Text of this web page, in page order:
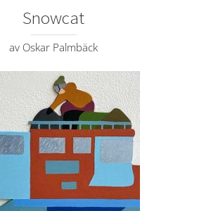
Snowcat
av Oskar Palmbäck